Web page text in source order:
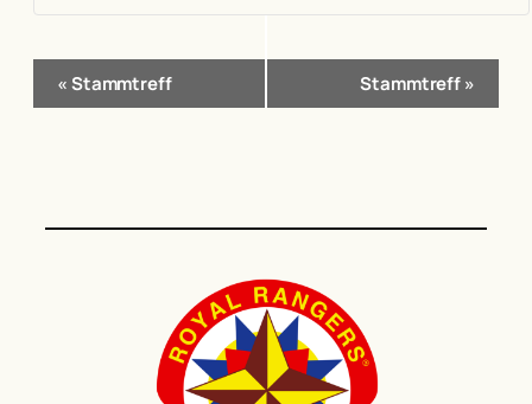
Veranstaltung-
Navigation
«Stammtreff Stammtreff»